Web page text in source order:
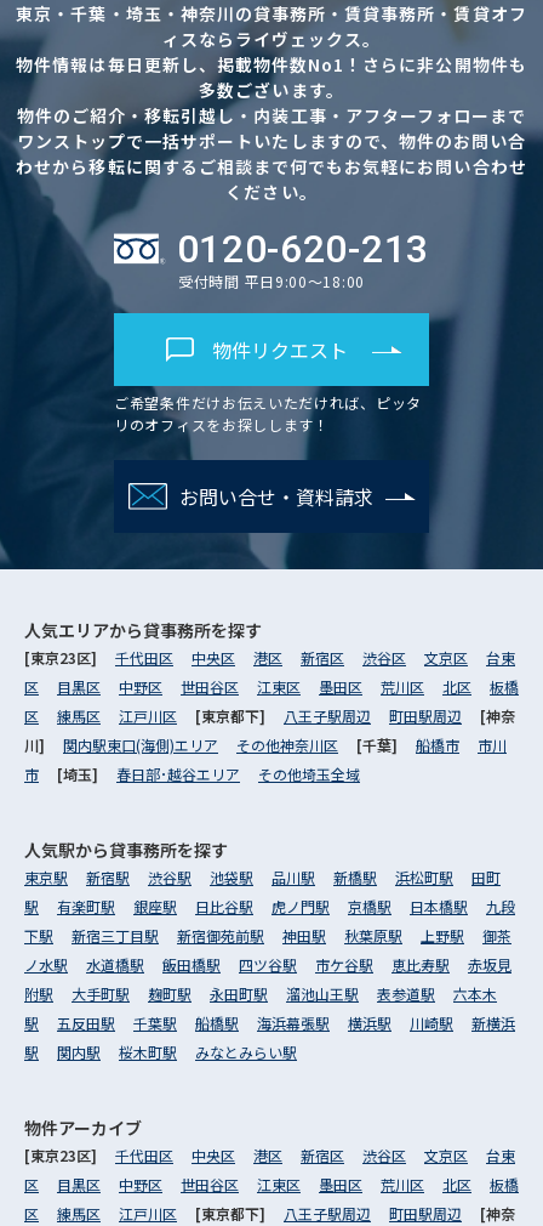
東京・千葉・埼玉・神奈川の貸事務所・賃貸事務所・賃貸オフ
ィスならライヴェックス。
物件情報は毎日更新し、掲載物件数No1！さらに非公開物件も
多数ございます。
物件のご紹介・移転引越し・内装工事・アフターフォローまで
ワンストップで一括サポートいたしますので、物件のお問い合
わせから移転に関するご相談まで何でもお気軽にお問い合わせ
ください。
0120-620-213
受付時間 平日9:00～18:00
物件リクエスト
ご希望条件だけお伝えいただければ、ピッタ
リのオフィスをお探しします！
お問い合せ・資料請求
人気エリアから貸事務所を探す
[東京23区] 千代田区 中央区 港区 新宿区 渋谷区 文京区
台東
区
目黒区 中野区 世田谷区 江東区 墨田区 荒川区 北区
板橋
区
練馬区 江戸川区 [東京都下] 八王子駅周辺 町田駅周辺
[神奈
川] 関内駅東口(海側)エリア その他神奈川区 [千葉] 船橋市
市川
市
[埼玉] 春日部･越谷エリア その他埼玉全域
人気駅から貸事務所を探す
東京駅 新宿駅 渋谷駅 池袋駅 品川駅 新橋駅 浜松町駅
田町
駅
有楽町駅 銀座駅 日比谷駅 虎ノ門駅 京橋駅 日本橋駅
九段
下駅
新宿三丁目駅 新宿御苑前駅 神田駅 秋葉原駅 上野駅
御茶
ノ水駅
水道橋駅 飯田橋駅 四ツ谷駅 市ケ谷駅 恵比寿駅
赤坂見
附駅
大手町駅 麹町駅 永田町駅 溜池山王駅 表参道駅
六本木
駅
五反田駅 千葉駅 船橋駅 海浜幕張駅 横浜駅 川崎駅
新横浜
駅
関内駅 桜木町駅 みなとみらい駅
物件アーカイブ
[東京23区] 千代田区 中央区 港区 新宿区 渋谷区 文京区
台東
区
目黒区 中野区 世田谷区 江東区 墨田区 荒川区 北区
板橋
区
練馬区 江戸川区 [東京都下] 八王子駅周辺 町田駅周辺 [神奈